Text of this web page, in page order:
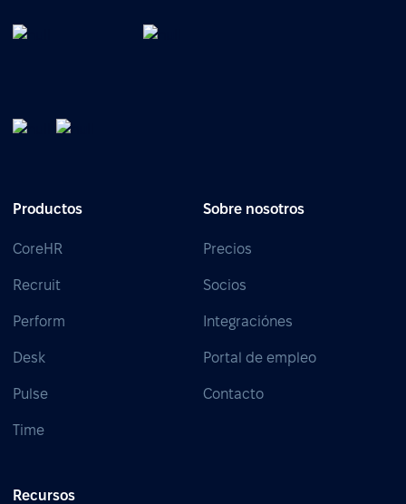
Productos
CoreHR
Recruit
Perform
Desk
Pulse
Time
Sobre nosotros
Precios
Socios
Integraciónes
Portal de empleo
Contacto
Recursos